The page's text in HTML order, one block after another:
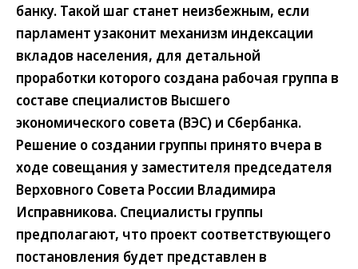
банку. Такой шаг станет неизбежным, если
парламент узаконит механизм индексации
вкладов населения, для детальной
проработки которого создана рабочая группа в
составе специалистов Высшего
экономического совета (ВЭС) и Сбербанка.
Решение о создании группы принято вчера в
ходе совещания у заместителя председателя
Верховного Совета России Владимира
Исправникова. Специалисты группы
предполагают, что проект соответствующего
постановления будет представлен в